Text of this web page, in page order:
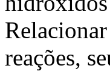
reações,